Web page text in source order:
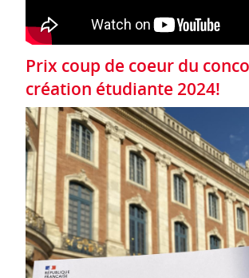
Prix coup de coeur du
création étudiante 2024!